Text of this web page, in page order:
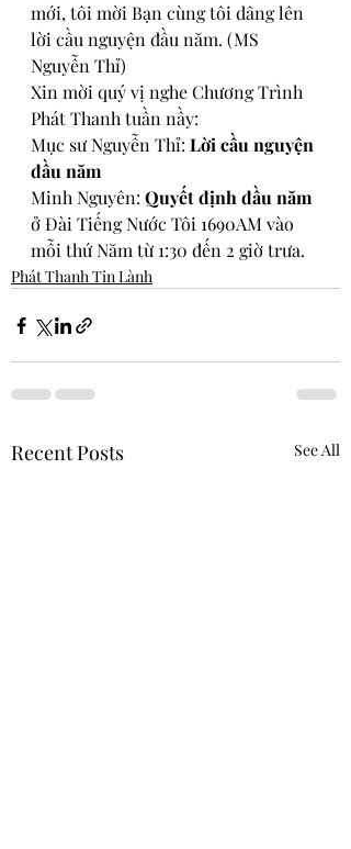
mới, tôi mời Bạn cùng tôi dâng lên
lời cầu nguyện đầu năm. (MS
Nguyễn Thỉ)
Xin mời quý vị nghe Chương Trình
Phát Thanh tuần nầy:
Mục sư Nguyễn Thỉ: Lời cầu nguyện
đầu năm
Minh Nguyên: Quyết định đầu năm
ở Đài Tiếng Nước Tôi 1690AM vào
mỗi thứ Năm từ 1:30 đến 2 giờ trưa.
Phát Thanh Tin Lành
Recent Posts See All